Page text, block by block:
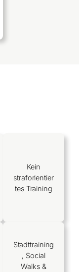
Kein
straforientier
tes Training
Stadttraining
, Social
Walks &